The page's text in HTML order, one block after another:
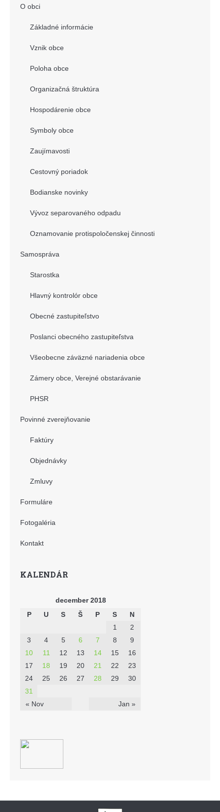
O obci
Základné informácie
Vznik obce
Poloha obce
Organizačná štruktúra
Hospodárenie obce
Symboly obce
Zaujímavosti
Cestovný poriadok
Bodianske novinky
Vývoz separovaného odpadu
Oznamovanie protispoločenskej činnosti
Samospráva
Starostka
Hlavný kontrolór obce
Obecné zastupiteľstvo
Poslanci obecného zastupiteľstva
Všeobecne záväzné nariadenia obce
Zámery obce, Verejné obstarávanie
PHSR
Povinné zverejňovanie
Faktúry
Objednávky
Zmluvy
Formuláre
Fotogaléria
Kontakt
KALENDÁR
december 2018
P
U S Š P S N
« Nov Jan »
1
2
3
4 5 6 7 8
9
10
11 12 13 14 15
16
17
18 19 20 21 22
23
24
25 26 27 28 29
30
31